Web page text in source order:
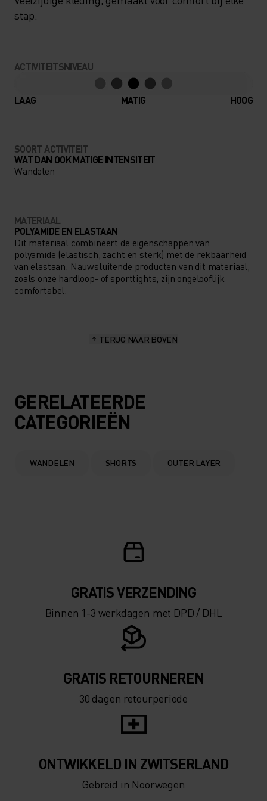
stap.
ACTIVITEITSNIVEAU
LAAG MATIG HOOG
SOORT ACTIVITEIT
WAT DAN OOK MATIGE INTENSITEIT
Wandelen
MATERIAAL
POLYAMIDE EN ELASTAAN
Dit materiaal combineert de eigenschappen van
polyamide (elastisch, zacht en sterk) met de rekbaarheid
van elastaan. Nauwsluitende producten van dit materiaal,
zoals onze hardloop- of sporttights, zijn ongelooflijk
comfortabel.
TERUG NAAR BOVEN
GERELATEERDE
CATEGORIEËN
WANDELEN SHORTS OUTER LAYER
GRATIS VERZENDING​​​​​​​​​​​​​​
Binnen 1-3 werkdagen met DPD / DHL
GRATIS RETOURNEREN
30 dagen retourperiode
ONTWIKKELD IN ZWITSERLAND
Gebreid in Noorwegen